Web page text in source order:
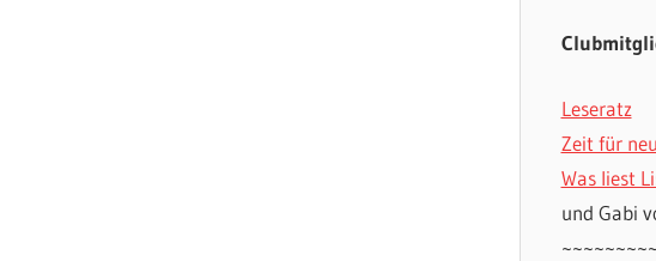
Leseratz
Zeit für
Was liest
und Gabi